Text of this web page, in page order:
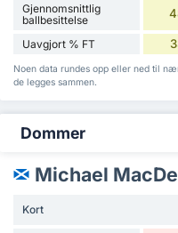
Gjennomsnittlig
ballbesittelse
Uavgjort % FT
Noen data rundes opp eller ned til
de legges sammen.
Dommer
Michael
Kort